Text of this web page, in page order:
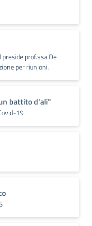
preside prof.ssa De
per riunioni.
battito d'ali"
19